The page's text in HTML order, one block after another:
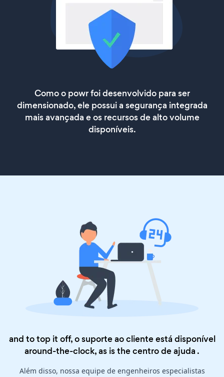
Como o powr foi desenvolvido para ser
dimensionado, ele possui a segurança integrada
mais avançada e os recursos de alto volume
disponíveis.
and to top it off, o suporte ao cliente está disponível
around-the-clock, as is thecentro de ajuda .
Além disso, nossa equipe de engenheiros especialistas